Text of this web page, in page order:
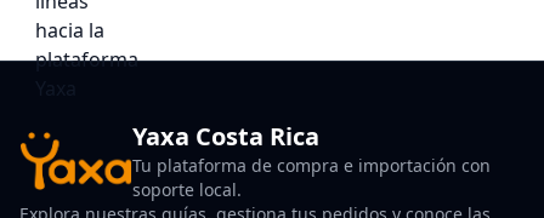
Yaxa Costa Rica
Tu plataforma de compra e importación con
soporte local.